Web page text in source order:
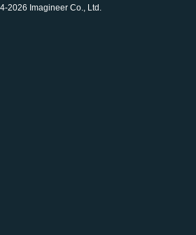
2026 Imagineer Co., Ltd.